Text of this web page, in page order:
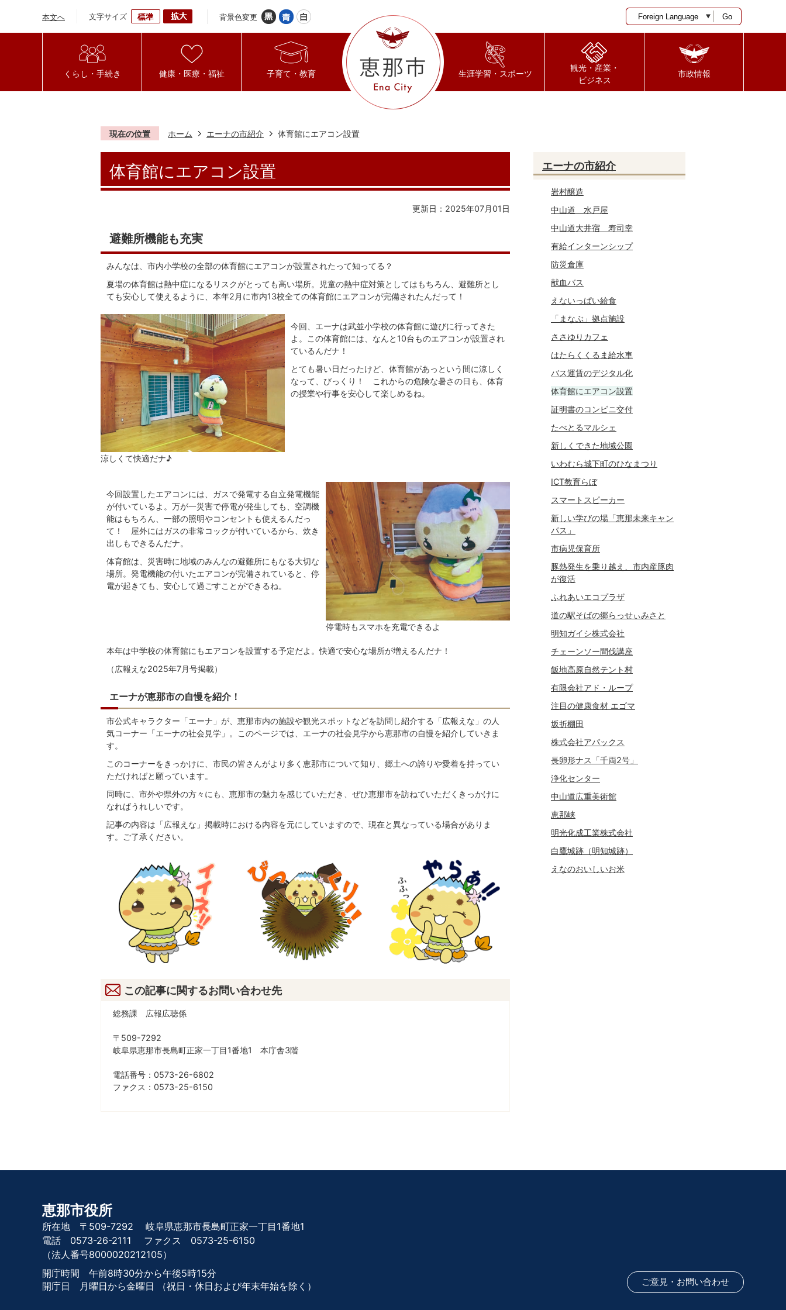
本文へ 文字サイズ 背景色変更 Go
くらし・手続き 健康・医療・福祉 子育て・教育 生涯学習・スポーツ
観光・産業・
ビジネス
市政情報
現在の位置 ホーム エーナの市紹介 体育館にエアコン設置
体育館にエアコン設置
更新日：2025年07月01日
避難所機能も充実
みんなは、市内小学校の全部の体育館にエアコンが設置されたって知ってる？
夏場の体育館は熱中症になるリスクがとっても高い場所。児童の熱中症対策としてはもちろん、避難所とし
ても安心して使えるように、本年2月に市内13校全ての体育館にエアコンが完備されたんだって！
涼しくて快適だナ♪
今回、エーナは武並小学校の体育館に遊びに行ってきた
よ。この体育館には、なんと10台ものエアコンが設置され
ているんだナ！
とても暑い日だったけど、体育館があっという間に涼しく
なって、びっくり！ これからの危険な暑さの日も、体育
の授業や行事を安心して楽しめるね。
停電時もスマホを充電できるよ
今回設置したエアコンには、ガスで発電する自立発電機能
が付いているよ。万が一災害で停電が発生しても、空調機
能はもちろん、一部の照明やコンセントも使えるんだっ
て！ 屋外にはガスの非常コックが付いているから、炊き
出しもできるんだナ。
体育館は、災害時に地域のみんなの避難所にもなる大切な
場所。発電機能の付いたエアコンが完備されていると、停
電が起きても、安心して過ごすことができるね。
本年は中学校の体育館にもエアコンを設置する予定だよ。快適で安心な場所が増えるんだナ！
（広報えな2025年7月号掲載）
エーナが恵那市の自慢を紹介！
市公式キャラクター「エーナ」が、恵那市内の施設や観光スポットなどを訪問し紹介する「広報えな」の人
気コーナー「エーナの社会見学」。このページでは、エーナの社会見学から恵那市の自慢を紹介していきま
す。
このコーナーをきっかけに、市民の皆さんがより多く恵那市について知り、郷土への誇りや愛着を持ってい
ただければと願っています。
同時に、市外や県外の方々にも、恵那市の魅力を感じていただき、ぜひ恵那市を訪ねていただくきっかけに
なればうれしいです。
記事の内容は「広報えな」掲載時における内容を元にしていますので、現在と異なっている場合がありま
す。ご了承ください。
この記事に関するお問い合わせ先
総務課 広報広聴係
〒509-7292
岐阜県恵那市長島町正家一丁目1番地1 本庁舎3階
電話番号：0573-26-6802
ファクス：0573-25-6150
エーナの市紹介
岩村醸造
中山道 水戸屋
中山道大井宿 寿司幸
有給インターンシップ
防災倉庫
献血バス
えないっぱい給食
「まなぶ」拠点施設
ささゆりカフェ
はたらくくるま給水車
バス運賃のデジタル化
体育館にエアコン設置
証明書のコンビニ交付
たべとるマルシェ
新しくできた地域公園
いわむら城下町のひなまつり
ICT教育らぼ
スマートスピーカー
新しい学びの場「恵那未来キャン
パス」
市病児保育所
豚熱発生を乗り越え、市内産豚肉
が復活
ふれあいエコプラザ
道の駅そばの郷らっせぃみさと
明知ガイシ株式会社
チェーンソー間伐講座
飯地高原自然テント村
有限会社アド・ループ
注目の健康食材 エゴマ
坂折棚田
株式会社アパックス
長卵形ナス「千両2号」
浄化センター
中山道広重美術館
恵那峡
明光化成工業株式会社
白鷹城跡（明知城跡）
えなのおいしいお米
恵那市役所
所在地 〒509-7292
岐阜県恵那市長島町正家一丁目1番地1
電話 0573-26-2111
ファクス 0573-25-6150
（法人番号8000020212105）
開庁時間 午前8時30分から午後5時15分
開庁日 月曜日から金曜日
（祝日・休日および年末年始を除く） ご意見・お問い合わせ